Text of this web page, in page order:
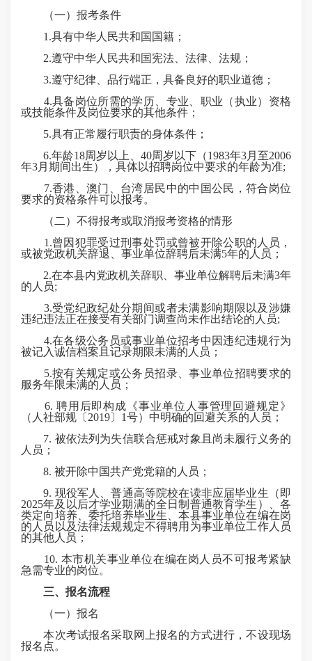
（一）报考条件
1.具有中华人民共和国国籍；
2.遵守中华人民共和国宪法、法律、法规；
3.遵守纪律、品行端正，具备良好的职业道德；
4.具备岗位所需的学历、专业、职业（执业）资格
或技能条件及岗位要求的其他条件；
5.具有正常履行职责的身体条件；
6.年龄18周岁以上、40周岁以下（1983年3月至2006
年3月期间出生），具体以招聘岗位中要求的年龄为准;
7.香港、澳门、台湾居民中的中国公民，符合岗位
要求的资格条件可以报考。
（二）不得报考或取消报考资格的情形
1.曾因犯罪受过刑事处罚或曾被开除公职的人员，
或被党政机关辞退、 事业单位辞聘后未满5年的人员；
2.在本县内党政机关辞职、事业单位解聘后未满3年
的人员;
3.受党纪政纪处分期间或者未满影响期限以及涉嫌
违纪违法正在接受有关部门调查尚未作出结论的人员;
4.在各级公务员或事业单位招考中因违纪违规行为
被记入诚信档案且记录期限未满的人员；
5.按有关规定或公务员招录、事业单位招聘要求的
服务年限未满的人员；
6. 聘用后即构成《事业单位人事管理回避规定》
（人社部规〔2019〕1号）中明确的回避关系的人员；
7. 被依法列为失信联合惩戒对象且尚未履行义务的
人员；
8. 被开除中国共产党党籍的人员；
9. 现役军人、普通高等院校在读非应届毕业生（即
2025年及以后才学业期满的全日制普通教育学生）、各
类定向培养、委托培养毕业生、本县事业单位在编在岗
的人员以及法律法规规定不得聘用为事业单位工作人员
的其他人员；
10. 本市机关事业单位在编在岗人员不可报考紧缺
急需专业的岗位。
三、报名流程
（一）报名
本次考试报名采取网上报名的方式进行，不设现场
报名点。